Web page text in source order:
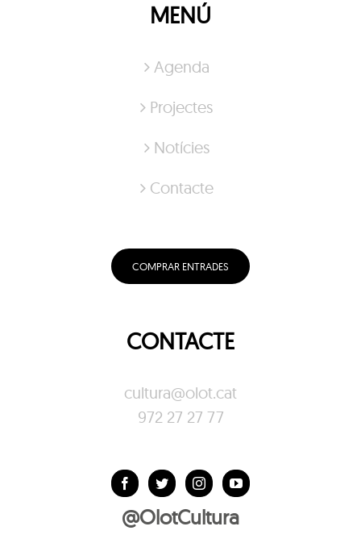
MENÚ
Agenda
Projectes
Notícies
Contacte
COMPRAR ENTRADES
CONTACTE
cultura@olot.cat
972 27 27 77
@OlotCultura